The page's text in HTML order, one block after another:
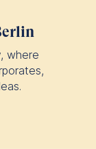
where